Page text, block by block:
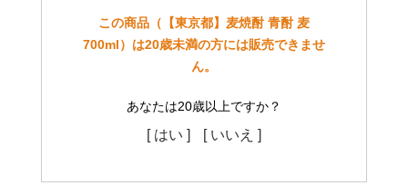
この商品（【東京都】麦焼酎 青酎 麦
700ml）は20歳未満の方には販売できませ
ん。
あなたは20歳以上ですか？
[ はい ] [ いいえ ]